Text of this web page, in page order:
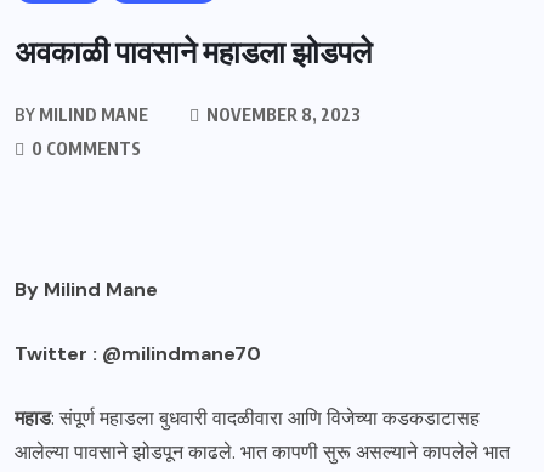
अवकाळी पावसाने महाडला झोडपले
BY MILIND MANE
NOVEMBER 8, 2023
0 COMMENTS
By Milind Mane
Twitter : @milindmane70
महाड: संपूर्ण महाडला बुधवारी वादळीवारा आणि विजेच्या कडकडाटासह
आलेल्या पावसाने झोडपून काढले. भात कापणी सुरू असल्याने कापलेले भात